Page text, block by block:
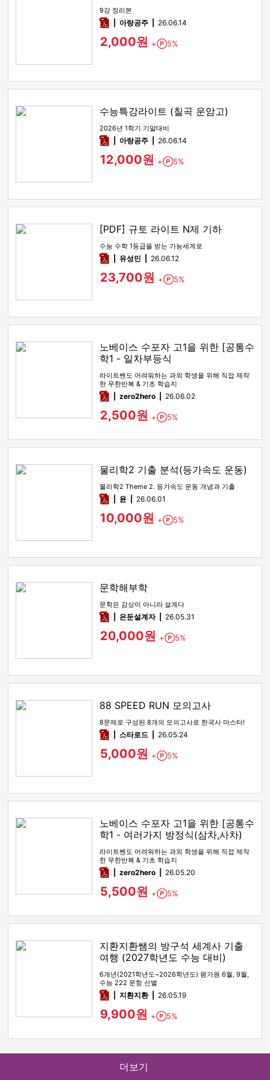
9강 정리본
pdf아랑공주 26.06.14
2,000원 + Point
5%
수능특강라이트 (칠곡 운암고)
2026년 1학기 기말대비
pdf아랑공주 26.06.14
12,000원 + Point
5%
[PDF] 규토 라이트 N제 기하
수능 수학 1등급을 받는 가능세계로
pdf유성민 26.06.12
23,700원 + Point
5%
노베이스 수포자 고1을 위한 [공통수
학1 - 일차부등식
라이트쎈도 어려워하는 과외 학생을 위해 직접 제작
한 무한반복 & 기초 학습지
pdfzero2hero 26.06.02
2,500원 + Point
5%
물리학2 기출 분석(등가속도 운동)
물리학2 Theme 2. 등가속도 운동 개념과 기출
pdf윤 26.06.01
10,000원 + Point
5%
문학해부학
문학은 감상이 아니라 설계다
pdf은둔설계자 26.05.31
20,000원 + Point
5%
88 SPEED RUN 모의고사
8문제로 구성된 8개의 모의고사로 한국사 마스터!
pdf스타로드 26.05.24
5,000원 + Point
5%
노베이스 수포자 고1을 위한 [공통수
학1 - 여러가지 방정식(삼차,사차)
라이트쎈도 어려워하는 과외 학생을 위해 직접 제작
한 무한반복 & 기초 학습지
pdfzero2hero 26.05.20
5,500원 + Point
5%
지환지환쌤의 방구석 세계사 기출
여행 (2027학년도 수능 대비)
6개년(2021학년도~2026학년도) 평가원 6월, 9월,
수능 222 문항 선별
pdf지환지환 26.05.19
9,900원 + Point
5%
더보기